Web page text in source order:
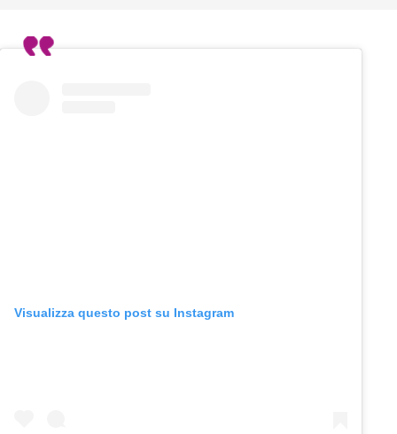
Visualizza questo post su Instagram